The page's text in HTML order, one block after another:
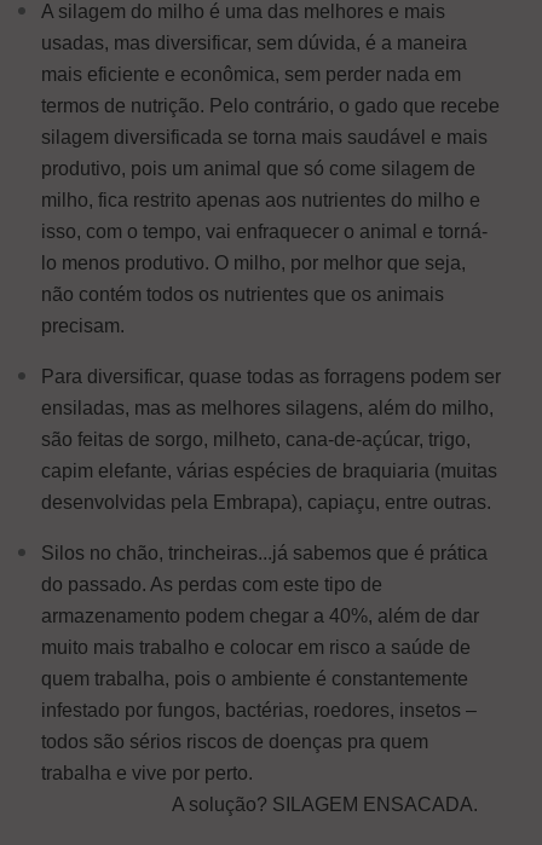
A silagem do milho é uma das melhores e mais
usadas, mas diversificar, sem dúvida, é a maneira
mais eficiente e econômica, sem perder nada em
termos de nutrição. Pelo contrário, o gado que recebe
silagem diversificada se torna mais saudável e mais
produtivo, pois um animal que só come silagem de
milho, fica restrito apenas aos nutrientes do milho e
isso, com o tempo, vai enfraquecer o animal e torná-
lo menos produtivo. O milho, por melhor que seja,
não contém todos os nutrientes que os animais
precisam.
Para diversificar, quase todas as forragens podem ser
ensiladas, mas as melhores silagens, além do milho,
são feitas de sorgo, milheto, cana-de-açúcar, trigo,
capim elefante, várias espécies de braquiaria (muitas
desenvolvidas pela Embrapa), capiaçu, entre outras.
Silos no chão, trincheiras...já sabemos que é prática
do passado. As perdas com este tipo de
armazenamento podem chegar a 40%, além de dar
muito mais trabalho e colocar em risco a saúde de
quem trabalha, pois o ambiente é constantemente
infestado por fungos, bactérias, roedores, insetos –
todos são sérios riscos de doenças pra quem
trabalha e vive por perto.
A solução? SILAGEM ENSACADA.